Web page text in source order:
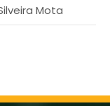
Mota